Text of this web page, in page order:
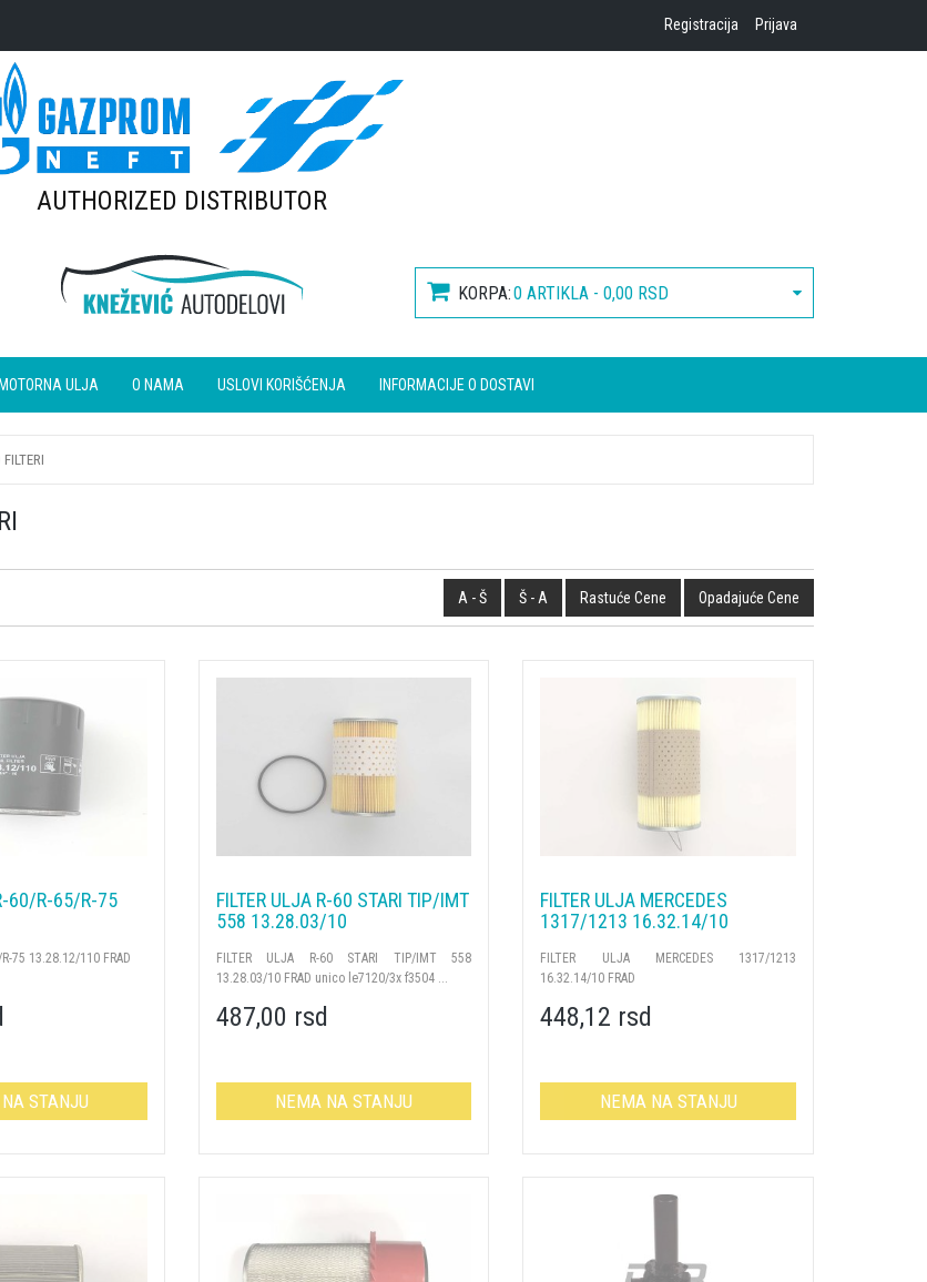
Registracija Prijava
AUTHORIZED DISTRIBUTOR
KORPA:0 ARTIKLA - 0,00 RSD
ULJA O NAMA USLOVI KORIŠĆENJA INFORMACIJE O DOSTAVI
FILTERI
A - Š Š - A Rastuće Cene Opadajuće Cene
60/R-65/R-75
75 13.28.12/110 FRAD
STANJU
FILTER ULJA R-60 STARI TIP/IMT
558 13.28.03/10
FILTER ULJA R-60 STARI TIP/IMT 558
13.28.03/10 FRAD unico le7120/3x f3504 ...
487,00 rsd
NEMA NA STANJU
FILTER ULJA MERCEDES
1317/1213 16.32.14/10
FILTER ULJA MERCEDES 1317/1213
16.32.14/10 FRAD
448,12 rsd
NEMA NA STANJU